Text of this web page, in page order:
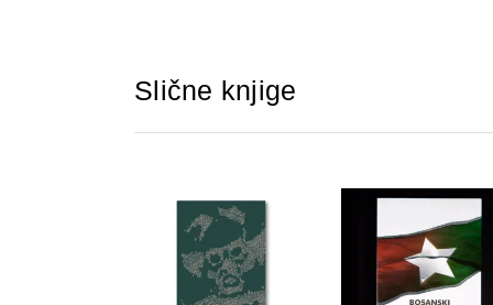
Slične knjige
DODAJTE U
KORPU
DODAJTE U
KORPU